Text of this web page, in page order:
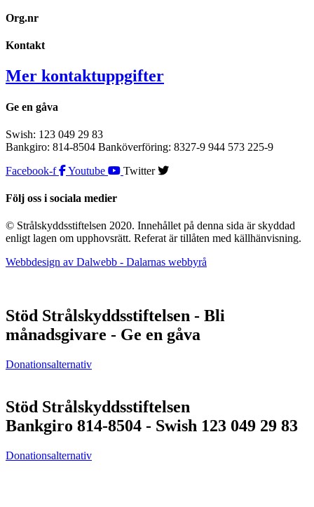
Org.nr
Kontakt
Mer kontaktuppgifter
Ge en gåva
Swish: 123 049 29 83
Bankgiro: 814-8504 Banköverföring: 8327-9 944 573 225-9
Facebook-f
Youtube Twitter
Följ oss i sociala medier
© Strålskyddsstiftelsen 2020. Innehållet på denna sida är skyddad
enligt lagen om upphovsrätt. Referat är tillåten med källhänvisning.
Webbdesign av Dalwebb - Dalarnas webbyrå
Stöd Strålskyddsstiftelsen - Bli
månadsgivare - Ge en gåva
Donationsalternativ
Stöd Strålskyddsstiftelsen
Bankgiro 814-8504 - Swish 123 049 29 83
Donationsalternativ